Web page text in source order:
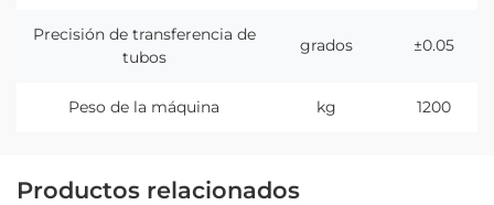
Precisión de transferencia de
tubos
grados ±0.05
Peso de la máquina kg 1200
Productos relacionados